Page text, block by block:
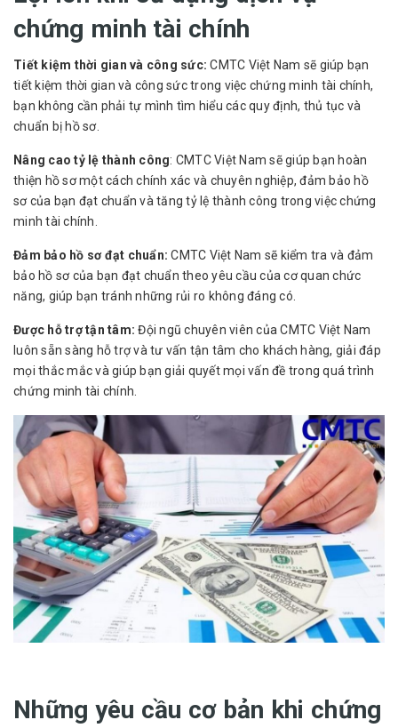
chứng minh tài chính
Tiết kiệm thời gian và công sức:CMTC Việt Nam sẽ giúp bạn
tiết kiệm thời gian và công sức trong việc chứng minh tài chính,
bạn không cần phải tự mình tìm hiểu các quy định, thủ tục và
chuẩn bị hồ sơ.
Nâng cao tỷ lệ thành công: CMTC Việt Nam sẽ giúp bạn hoàn
thiện hồ sơ một cách chính xác và chuyên nghiệp, đảm bảo hồ
sơ của bạn đạt chuẩn và tăng tỷ lệ thành công trong việc chứng
minh tài chính.
Đảm bảo hồ sơ đạt chuẩn: CMTC Việt Nam sẽ kiểm tra và đảm
bảo hồ sơ của bạn đạt chuẩn theo yêu cầu của cơ quan chức
năng, giúp bạn tránh những rủi ro không đáng có.
Được hỗ trợ tận tâm:Đội ngũ chuyên viên của CMTC Việt Nam
luôn sẵn sàng hỗ trợ và tư vấn tận tâm cho khách hàng, giải đáp
mọi thắc mắc và giúp bạn giải quyết mọi vấn đề trong quá trình
chứng minh tài chính.
Những yêu cầu cơ bản khi chứng